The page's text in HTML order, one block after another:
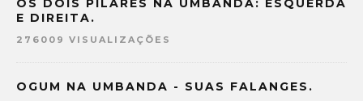
E DIREITA.
276009 VISUALIZAÇÕES
OGUM NA UMBANDA - SUAS FALANGES.